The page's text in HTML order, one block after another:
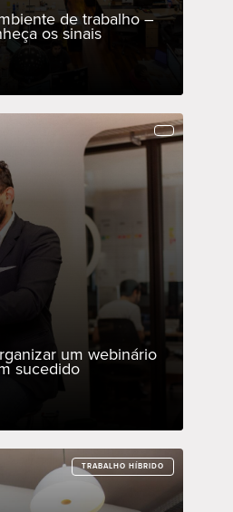
de trabalho –
os sinais
um webinário
sucedido
TRABALHO HÍBRIDO
TRABALHO HÍBRIDO